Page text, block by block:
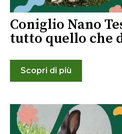
Coniglio Nano
tutto quello che
Scopri di più